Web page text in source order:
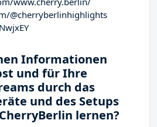
@cherryberlinhighlights
Informationen
und für Ihre
durch das
und des Setups
lernen?